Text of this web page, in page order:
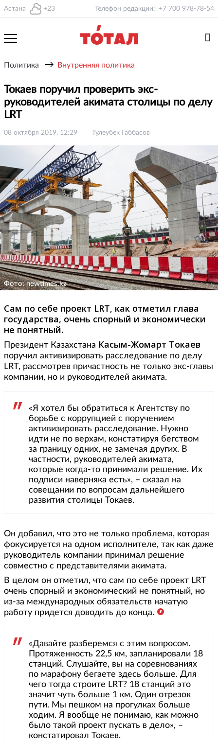
Астана +23 Телефон редакции: +7 700 978-78-54
Политика → Внутренняя политика
Токаев поручил проверить экс-
руководителей акимата столицы по делу
LRT
08 октября 2019, 12:29 Тулеубек Габбасов
Фото: newtimes.kz
Сам по себе проект LRT, как отметил глава
государства, очень спорный и экономически
не понятный.
Президент Казахстана Касым-Жомарт Токаев
поручил активизировать расследование по делу
LRT, рассмотрев причастность не только экс-главы
компании, но и руководителей акимата.
«Я хотел бы обратиться к Агентству по
борьбе с коррупцией с поручением
активизировать расследование. Нужно
идти не по верхам, констатируя бегством
за границу одних, не замечая других. В
частности, руководителей акимата,
которые когда-то принимали решение. Их
подписи наверняка есть», – сказал на
совещании по вопросам дальнейшего
развития столицы Токаев.
Он добавил, что это не только проблема, которая
фокусируется на одном исполнителе, так как даже
руководитель компании принимал решение
совместно с представителями акимата.
В целом он отметил, что сам по себе проект LRT
очень спорный и экономический не понятный, но
из-за международных обязательств начатую
работу придется доводить до конца.
«Давайте разберемся с этим вопросом.
Протяженность 22,5 км, запланировали 18
станций. Слушайте, вы на соревнованиях
по марафону бегаете здесь больше. Для
чего тогда строите LRT? 18 станций это
значит чуть больше 1 км. Один отрезок
пути. Мы пешком на прогулках больше
ходим. Я вообще не понимаю, как можно
было такой проект пускать в дело», –
констатировал Токаев.